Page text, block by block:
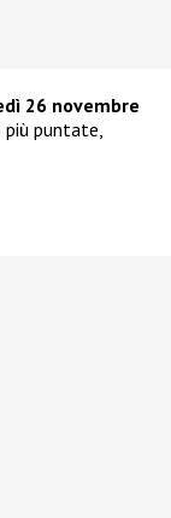
26 novembre
più puntate,